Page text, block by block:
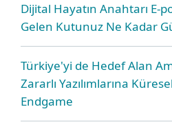
Dijital Hayatın Anahtarı E-
Gelen Kutunuz Ne Kadar
Türkiye'yi de Hedef Alan
Zararlı Yazılımlarına
Endgame